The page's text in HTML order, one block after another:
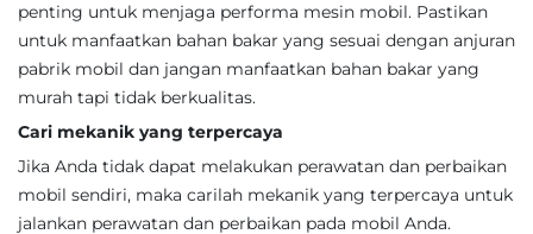
penting untuk menjaga performa mesin mobil. Pastikan
untuk manfaatkan bahan bakar yang sesuai dengan anjuran
pabrik mobil dan jangan manfaatkan bahan bakar yang
murah tapi tidak berkualitas.
Cari mekanik yang terpercaya
Jika Anda tidak dapat melakukan perawatan dan perbaikan
mobil sendiri, maka carilah mekanik yang terpercaya untuk
jalankan perawatan dan perbaikan pada mobil Anda.